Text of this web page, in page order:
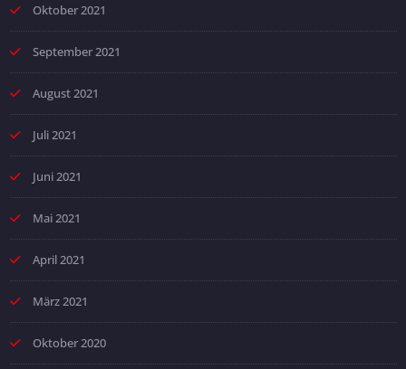
Oktober 2021
September 2021
August 2021
Juli 2021
Juni 2021
Mai 2021
April 2021
März 2021
Oktober 2020